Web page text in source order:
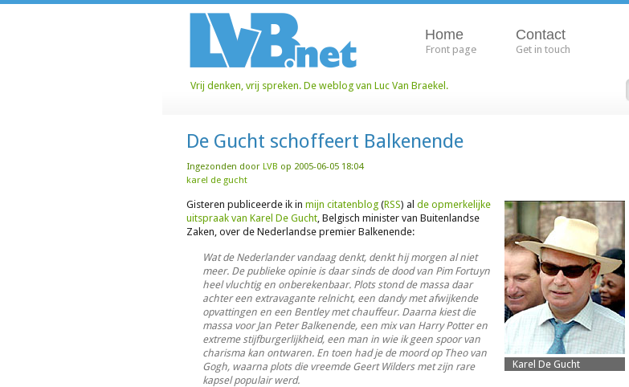
Home
Front page
Contact
Get in touch
Vrij denken, vrij spreken. De weblog van Luc Van Braekel.
De Gucht schoffeert Balkenende
Ingezonden door LVB op 2005-06-05 18:04
karel de gucht
Karel De Gucht
Gisteren publiceerde ik in mijn citatenblog(RSS) al de opmerkelijke
uitspraak van Karel De Gucht, Belgisch minister van Buitenlandse
Zaken, over de Nederlandse premier Balkenende:
Wat de Nederlander vandaag denkt, denkt hij morgen al niet
meer. De publieke opinie is daar sinds de dood van Pim Fortuyn
heel vluchtig en onberekenbaar. Plots stond de massa daar
achter een extravagante relnicht, een dandy met afwijkende
opvattingen en een Bentley met chauffeur. Daarna kiest die
massa voor Jan Peter Balkenende, een mix van Harry Potter en
extreme stijfburgerlijkheid, een man in wie ik geen spoor van
charisma kan ontwaren. En toen had je de moord op Theo van
Gogh, waarna plots die vreemde Geert Wilders met zijn rare
kapsel populair werd.